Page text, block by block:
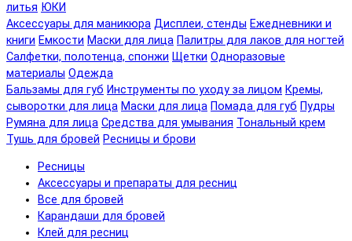
литья ЮКИ
Аксессуары для маникюра Дисплеи, стенды Ежедневники и
книги Емкости Маски для лица Палитры для лаков для ногтей
Салфетки, полотенца, спонжи Щетки Одноразовые
материалы Одежда
Бальзамы для губ Инструменты по уходу за лицом Кремы,
сыворотки для лица Маски для лица Помада для губ Пудры
Румяна для лица Средства для умывания Тональный крем
Тушь для бровей Ресницы и брови
Ресницы
Аксессуары и препараты для ресниц
Все для бровей
Карандаши для бровей
Клей для ресниц